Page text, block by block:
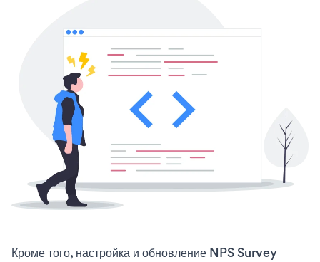
Кроме того, настройка и обновление NPS Survey